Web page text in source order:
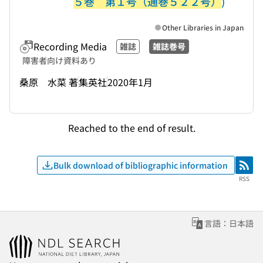
Recording Media 雑誌
雑誌巻号
障害者向け資料あり
桑原 水菜 著集英社2020年1月
Other Libraries in Japan
Reached to the end of result.
Bulk download of bibliographic information RSS
RSS
言語：日本語